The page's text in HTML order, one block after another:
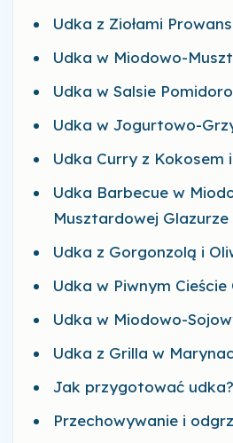
Udka z Ziołami
Udka w Miodowo-
Udka w Salsie
Udka w Jogurtowo-
Udka Curry z Kokosem
Udka Barbecue w
Musztardowej Glazurze
Udka z Gorgonzolą i
Udka w Piwnym Cieście
Udka w Miodowo-
Udka z Grilla w
Jak przygotować udka?
Przechowywanie i